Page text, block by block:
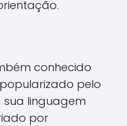
conhecido
pelo
linguagem
por